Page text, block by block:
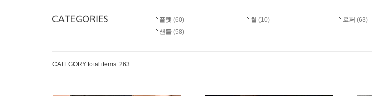
플랫 (60) 힐(10) 로퍼 (63)
샌들 (58)
CATEGORY total items :263